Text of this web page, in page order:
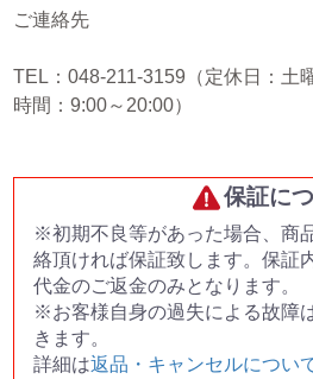
ご連絡先
TEL：048-211-3159（定休日：土
時間：9:00～20:00）
保証に
※初期不良等があった場合、商
絡頂ければ保証致します。保証
代金のご返金のみとなります。
※お客様自身の過失による故障
きます。
詳細は返品・キャンセルについ